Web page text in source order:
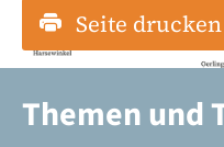
Seite drucken
Themen und